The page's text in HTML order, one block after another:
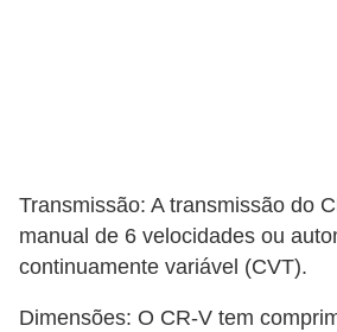
Transmissão: A transmissão do
manual de 6 velocidades ou
continuamente variável (CVT).
Dimensões: O CR-V tem